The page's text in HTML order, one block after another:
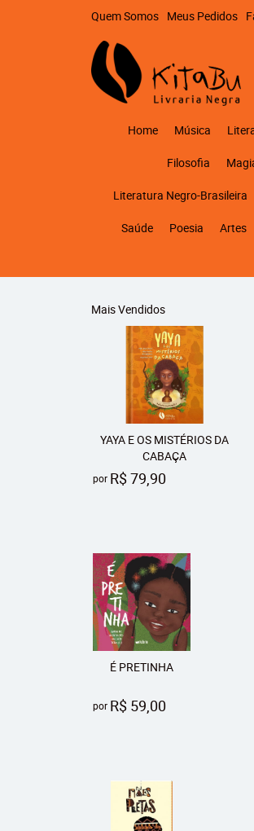
Quem Somos Meus Pedidos
Home Música
Filosofia
Literatura Negro-Brasileira
Saúde Poesia Artes
Mais Vendidos
YAYA E OS MISTÉRIOS DA
CABAÇA
por R$ 79,90
É PRETINHA
por R$ 59,00